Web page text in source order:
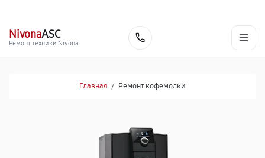
NivonaASC
Ремонт техники Nivona
Главная / Ремонт кофемолки